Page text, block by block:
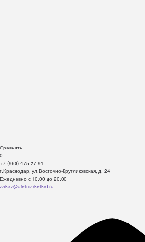
Сравнить
0
+7 (960) 475-27-91
г.Краснодар, ул.Восточно-Кругликовская, д. 24
Ежедневно с 10:00 до 20:00
zakaz@dietmarketkrd.ru